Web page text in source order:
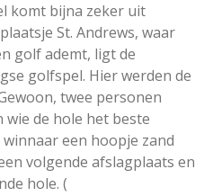
komt bijna zeker uit
St. Andrews, waar
golf ademt, ligt de
golfspel. Hier werden de
twee personen
de hole het beste
een hoopje zand
volgende afslagplaats en
hole. (